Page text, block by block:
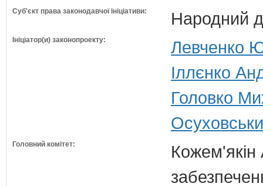
Суб'єкт права законодавчої ініціативи: Народний
Ініціатор(и) законопроекту:
Левченко
Іллєнко
Головко
Головний комітет:
Кожем'якін